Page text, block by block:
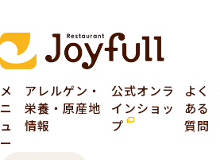
メ
ニ
ュ
ー
アレルゲン・
栄養・原産地
情報
公式オンラ
インショッ
プ
よく
ある
質問